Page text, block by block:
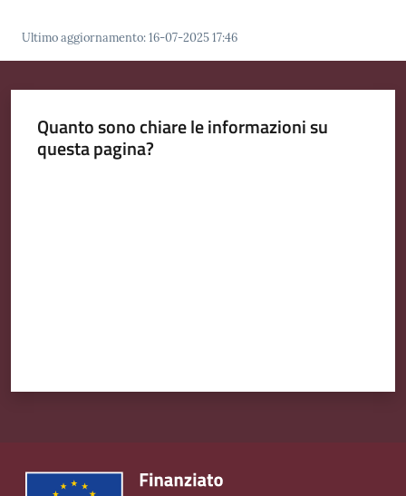
Menu selezionato
Vivere
s
Ultimo aggiornamento:16-07-2025 17:46
Quanto sono chiare le informazioni su
questa pagina?